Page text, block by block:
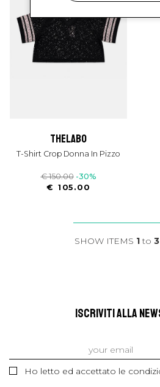
thelabo
T-Shirt Crop Donna In Pizzo
€ 150.00 -30%
€ 105.00
SHOW ITEMS 1to 3
ISCRIVITI ALLA
Ho letto ed accettato le